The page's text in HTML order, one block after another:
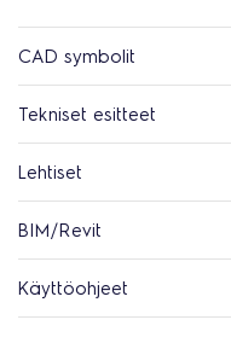
CAD symbolit
Tekniset esitteet
Lehtiset
BIM/Revit
Käyttöohjeet